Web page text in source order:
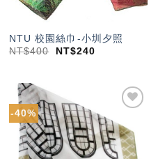
NTU 校園絲巾-小圳夕照
NT$400 NT$240
-40%
「願
望輕
單」